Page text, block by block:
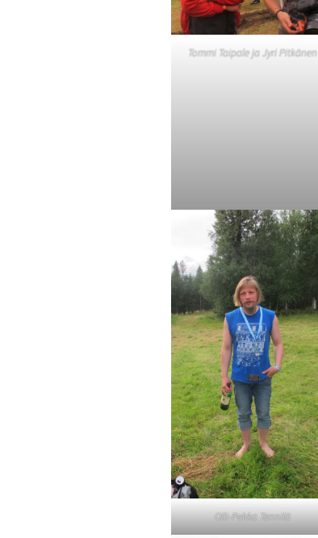
Tommi Taipale ja Jyri Pitkänen
Olli-Pekka Tennilä